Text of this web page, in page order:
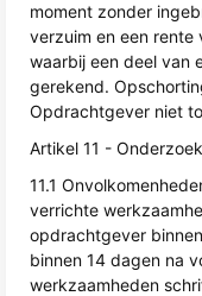
moment zonder
verzuim en een rente
waarbij een deel van
gerekend.
Opdrachtgever niet
Artikel 11 -
11.1
verrichte
opdrachtgever
binnen 14 dagen na
werkzaamheden